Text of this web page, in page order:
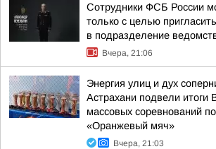
Сотрудники ФСБ России
только с целью
в подразделение
Вчера, 21:06
Энергия улиц и дух
Астрахани подвели итоги
массовых соревнований
«Оранжевый мяч»
Вчера, 21:03